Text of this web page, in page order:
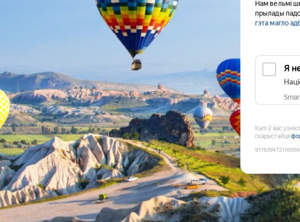
Нам вельмі
прылады
гэта магло
Я
Калі ў вас
скарыстайце